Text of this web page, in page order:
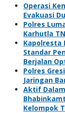
Operasi
Evakuasi
Polres
Karhutla
Kapolresta
Standar
Berjalan
Polres
Jaringan
Aktif
Kelompok